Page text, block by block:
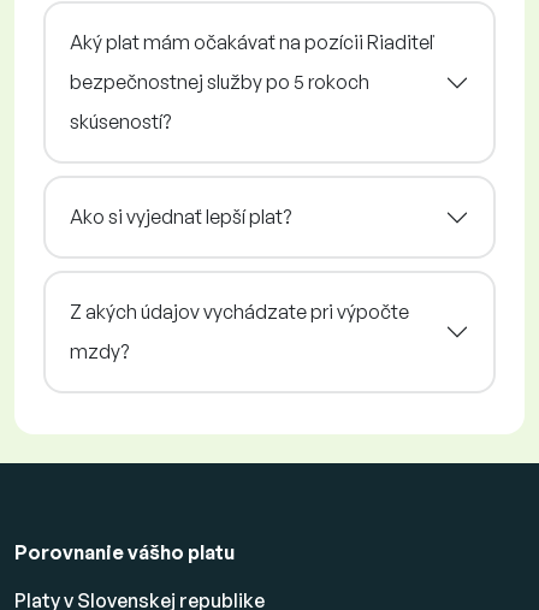
Aký plat mám očakávať na pozícii Riaditeľ
bezpečnostnej služby po 5 rokoch
skúseností?
Ako si vyjednať lepší plat?
Z akých údajov vychádzate pri výpočte
mzdy?
Porovnanie vášho platu
Platy v Slovenskej republike